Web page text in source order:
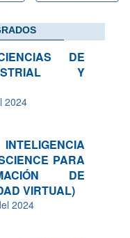
DE
Y
2024
PARA
DE
VIRTUAL)
2024